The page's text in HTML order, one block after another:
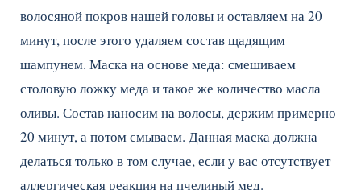
волосяной покров нашей головы и оставляем на 20
минут, после этого удаляем состав щадящим
шампунем. Маска на основе меда: смешиваем
столовую ложку меда и такое же количество масла
оливы. Состав наносим на волосы, держим примерно
20 минут, а потом смываем. Данная маска должна
делаться только в том случае, если у вас отсутствует
аллергическая реакция на пчелиный мед.